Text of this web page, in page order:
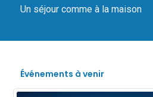
Un séjour comme à la maison
Événements à venir